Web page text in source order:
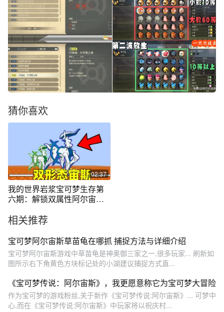
猜你喜欢
02:37
我的世界岩浆宝可梦生存第
六期：解锁双属性阿尔宙
相关推荐
宝可梦阿尔宙斯草苗龟在哪抓 捕捉方法与详细介绍
宝可梦阿尔宙斯游戏中草苗龟是神奥御三家之一,很多玩家... 刷新如
图所示右下角黄色方块标记处的小湖建议捕捉方式直...
《宝可梦传说：阿尔宙斯》，我更愿意称它为宝可梦大冒险
作为宝可梦的游戏粉丝,关于新作《宝可梦传说:阿尔宙斯》... 可梦中
心,而在《宝可梦传说:阿尔宙斯》中玩家将以祝庆村...